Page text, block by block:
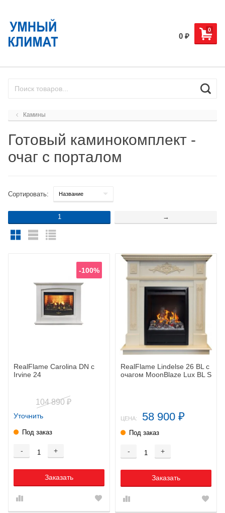
0
0 ₽
Камины
Готовый каминокомплект -
очаг с порталом
Сортировать:
1 →
-100%
RealFlame Carolina DN c
Irvine 24
104 890 ₽
Уточнить
Под заказ
- +
Заказать
RealFlame Lindelse 26 BL с
очагом MoonBlaze Lux BL S
ЦЕНА: 58 900 ₽
Под заказ
- +
Заказать